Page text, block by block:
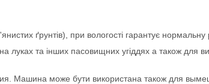
ґрунтів), при вологості гарантує нормальну
луках та інших пасовищних угіддях а також для
Машина може бути використана також для